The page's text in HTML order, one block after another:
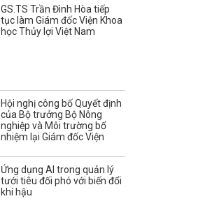
GS.TS Trần Đình Hòa tiếp
tục làm Giám đốc Viện Khoa
học Thủy lợi Việt Nam
Hội nghị công bố Quyết định
của Bộ trưởng Bộ Nông
nghiệp và Môi trường bổ
nhiệm lại Giám đốc Viện
Ứng dụng AI trong quản lý
tưới tiêu đối phó với biến đổi
khí hậu